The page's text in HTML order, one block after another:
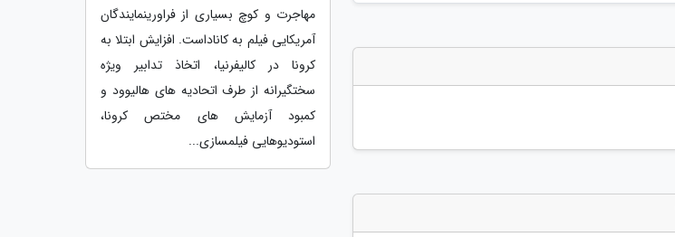
مهاجرت و کوچ بسیاری از فراورینمایندگان
آمریکایی فیلم به کاناداست. افزایش ابتلا به
کرونا در کالیفرنیا، اتخاذ تدابیر ویژه
سختگیرانه از طرف اتحادیه های هالیوود و
کمبود آزمایش های مختص کرونا،
استودیوهایی فیلمسازی...